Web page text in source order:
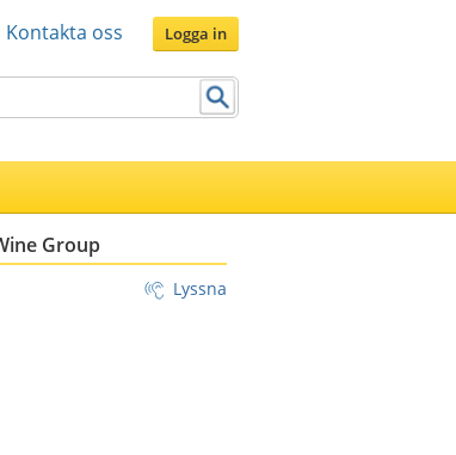
Kontakta oss Logga in
Group
Lyssna